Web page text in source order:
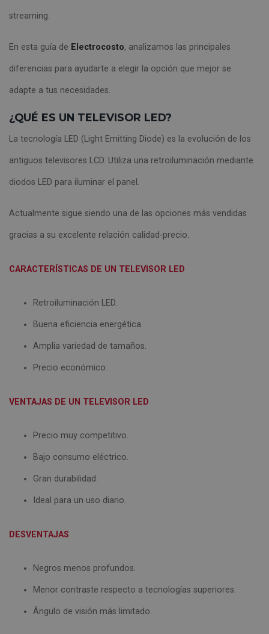
streaming.
En esta guía de Electrocosto, analizamos las principales
diferencias para ayudarte a elegir la opción que mejor se
adapte a tus necesidades.
¿QUÉ ES UN TELEVISOR LED?
La tecnología LED (Light Emitting Diode) es la evolución de los
antiguos televisores LCD. Utiliza una retroiluminación mediante
diodos LED para iluminar el panel.
Actualmente sigue siendo una de las opciones más vendidas
gracias a su excelente relación calidad-precio.
CARACTERÍSTICAS DE UN TELEVISOR LED
Retroiluminación LED.
Buena eficiencia energética.
Amplia variedad de tamaños.
Precio económico.
VENTAJAS DE UN TELEVISOR LED
Precio muy competitivo.
Bajo consumo eléctrico.
Gran durabilidad.
Ideal para un uso diario.
DESVENTAJAS
Negros menos profundos.
Menor contraste respecto a tecnologías superiores.
Ángulo de visión más limitado.